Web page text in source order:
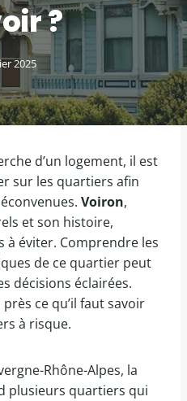
?
2025
d’un logement, il est
sur les quartiers afin
Voiron,
et son histoire,
à éviter. Comprendre les
de ce quartier peut
décisions éclairées.
ce qu’il faut savoir
à risque.
Rhône-Alpes, la
plusieurs quartiers qui